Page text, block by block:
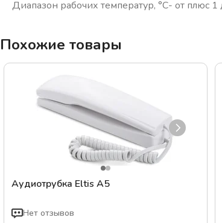
Похожие товары
Аудиотрубка Eltis A5
Нет отзывов